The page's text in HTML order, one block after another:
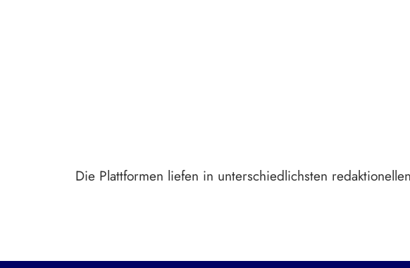
Die Plattformen liefen in unterschiedlichsten